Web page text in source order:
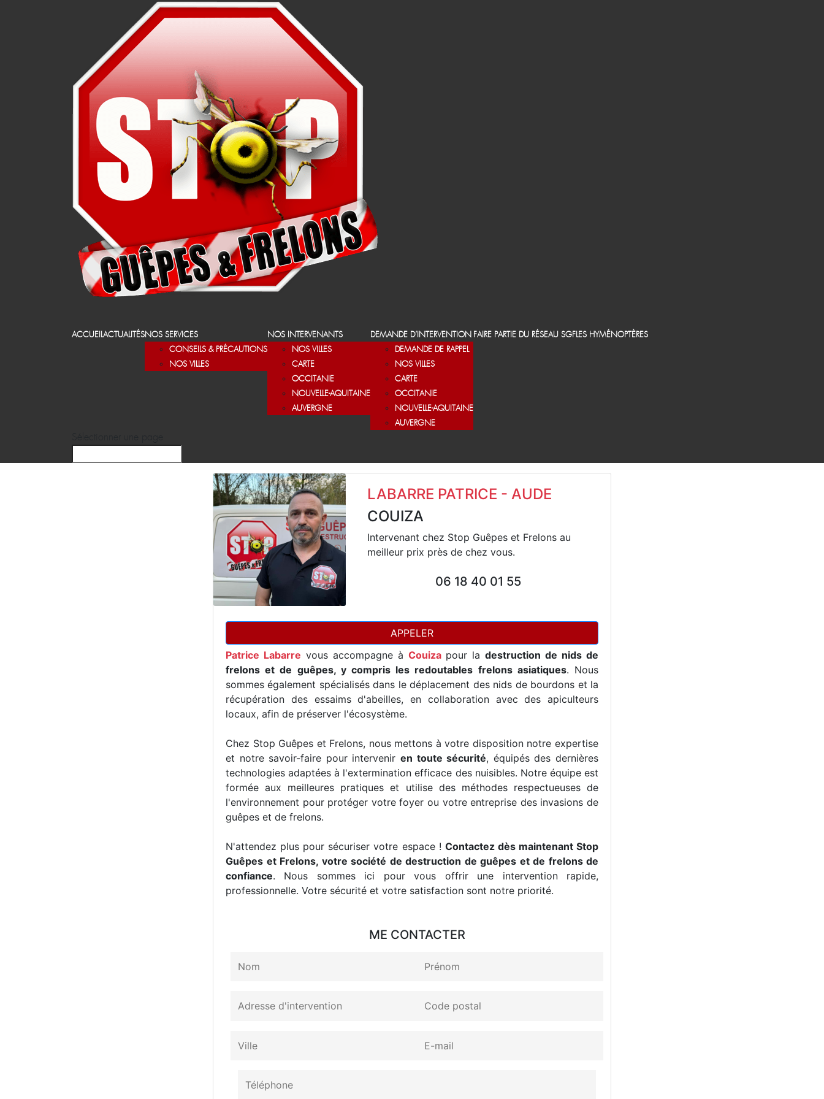
ACCUEILACTUALITÉSNOS SERVICES
CONSEILS & PRÉCAUTIONS
NOS VILLES
NOS INTERVENANTS
NOS VILLES
CARTE
OCCITANIE
NOUVELLE-AQUITAINE
AUVERGNE
DEMANDE D’INTERVENTION
DEMANDE DE RAPPEL
NOS VILLES
CARTE
OCCITANIE
NOUVELLE-AQUITAINE
AUVERGNE
FAIRE PARTIE DU RÉSEAU SGFLES HYMÉNOPTÈRES
LABARRE PATRICE - AUDE
COUIZA
Intervenant chez Stop Guêpes et Frelons au
meilleur prix près de chez vous.
06 18 40 01 55
APPELER
Patrice Labarre vous accompagne à Couizapour ladestruction de nids de
frelons et de guêpes, y compris les redoutables frelons asiatiques. Nous
sommes également spécialisés dans le déplacement des nids de bourdons et la
récupération des essaims d'abeilles, en collaboration avec des apiculteurs
locaux, afin de préserver l'écosystème.
Chez Stop Guêpes et Frelons, nous mettons à votre disposition notre expertise
et notre savoir-faire pour intervenir en toute sécurité, équipés des dernières
technologies adaptées à l'extermination efficace des nuisibles. Notre équipe est
formée aux meilleures pratiques et utilise des méthodes respectueuses de
l'environnement pour protéger votre foyer ou votre entreprise des invasions de
guêpes et de frelons.
N'attendez plus pour sécuriser votre espace ! Contactez dès maintenant Stop
Guêpes et Frelons, votre société de destruction de guêpes et de frelons de
confiance. Nous sommes ici pour vous offrir une intervention rapide,
professionnelle. Votre sécurité et votre satisfaction sont notre priorité.
ME CONTACTER